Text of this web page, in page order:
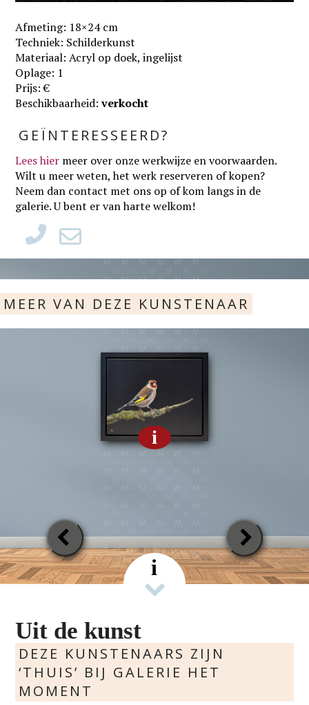
Afmeting: 18×24 cm
Techniek: Schilderkunst
Materiaal: Acryl op doek, ingelijst
Oplage: 1
Prijs: €
Beschikbaarheid:verkocht
GEÏNTERESSEERD?
Lees hier meer over onze werkwijze en voorwaarden.
Wilt u meer weten, het werk reserveren of kopen?
Neem dan contact met ons op of kom langs in de
galerie. U bent er van harte welkom!
MEER VAN DEZE KUNSTENAAR
i
Previous
Slide
Next
Slide
i
Uit de kunst
DEZE KUNSTENAARS ZIJN
‘THUIS’ BIJ GALERIE HET
MOMENT